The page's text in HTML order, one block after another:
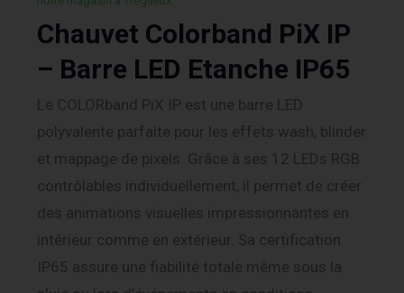
Chauvet Colorband PiX IP
– Barre LED Etanche IP65
Le COLORband PiX IP est une barre LED
polyvalente parfaite pour les effets wash, blinder
et mappage de pixels. Grâce à ses 12 LEDs RGB
contrôlables individuellement, il permet de créer
des animations visuelles impressionnantes en
intérieur comme en extérieur. Sa certification
IP65 assure une fiabilité totale même sous la